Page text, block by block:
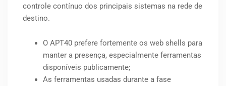
controle contínuo dos principais sistemas na rede de
destino.
O APT40 prefere fortemente os web shells para
manter a presença, especialmente ferramentas
disponíveis publicamente;
As ferramentas usadas durante a fase